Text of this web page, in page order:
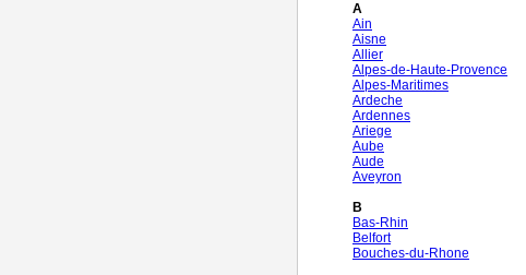
A
Ain
Aisne
Allier
Alpes-de-Haute-Provence
Alpes-Maritimes
Ardeche
Ardennes
Ariege
Aube
Aude
Aveyron
B
Bas-Rhin
Belfort
Bouches-du-Rhone